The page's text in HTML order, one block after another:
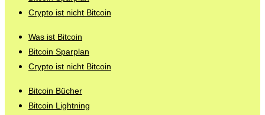
Crypto ist nicht Bitcoin
Was ist Bitcoin
Bitcoin Sparplan
Crypto ist nicht Bitcoin
Bitcoin Bücher
Bitcoin Lightning